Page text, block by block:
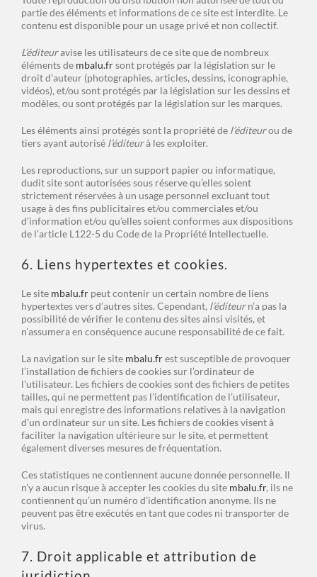
partie des éléments et informations de ce site est interdite. Le
contenu est disponible pour un usage privé et non collectif.
L’éditeuravise les utilisateurs de ce site que de nombreux
éléments de mbalu.frsont protégés par la législation sur le
droit d’auteur (photographies, articles, dessins, iconographie,
vidéos), et/ou sont protégés par la législation sur les dessins et
modèles, ou sont protégés par la législation sur les marques.
Les éléments ainsi protégés sont la propriété de l’éditeurou de
tiers ayant autorisé l’éditeurà les exploiter.
Les reproductions, sur un support papier ou informatique,
dudit site sont autorisées sous réserve qu’elles soient
strictement réservées à un usage personnel excluant tout
usage à des fins publicitaires et/ou commerciales et/ou
d’information et/ou qu’elles soient conformes aux dispositions
de l’article L122-5 du Code de la Propriété Intellectuelle.
6. Liens hypertextes et cookies.
Le site mbalu.fr peut contenir un certain nombre de liens
hypertextes vers d’autres sites. Cependant, l’éditeurn’a pas la
possibilité de vérifier le contenu des sites ainsi visités, et
n’assumera en conséquence aucune responsabilité de ce fait.
La navigation sur le site mbalu.frest susceptible de provoquer
l’installation de fichiers de cookies sur l’ordinateur de
l’utilisateur. Les fichiers de cookies sont des fichiers de petites
tailles, qui ne permettent pas l’identification de l’utilisateur,
mais qui enregistre des informations relatives à la navigation
d’un ordinateur sur un site. Les fichiers de cookies visent à
faciliter la navigation ultérieure sur le site, et permettent
également diverses mesures de fréquentation.
Ces statistiques ne contiennent aucune donnée personnelle. Il
n’y a aucun risque à accepter les cookies du site mbalu.fr, ils ne
contiennent qu’un numéro d’identification anonyme. Ils ne
peuvent pas être exécutés en tant que codes ni transporter de
virus.
7. Droit applicable et attribution de